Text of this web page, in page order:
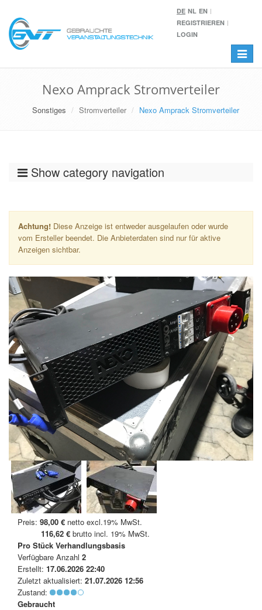
DE NL EN
REGISTRIEREN
LOGIN
Toggle
Nexo Amprack Stromverteiler
Sonstiges Stromverteiler Nexo Amprack Stromverteiler
Show category navigation
Achtung! Diese Anzeige ist entweder ausgelaufen oder wurde
vom Ersteller beendet. Die Anbieterdaten sind nur für aktive
Anzeigen sichtbar.
Preis: 98,00 € netto excl.19% MwSt.
116,62 € brutto incl. 19% MwSt.
Pro Stück Verhandlungsbasis
Verfügbare Anzahl 2
Erstellt: 17.06.2026 22:40
Zuletzt aktualisiert: 21.07.2026 12:56
Zustand:
Gebraucht